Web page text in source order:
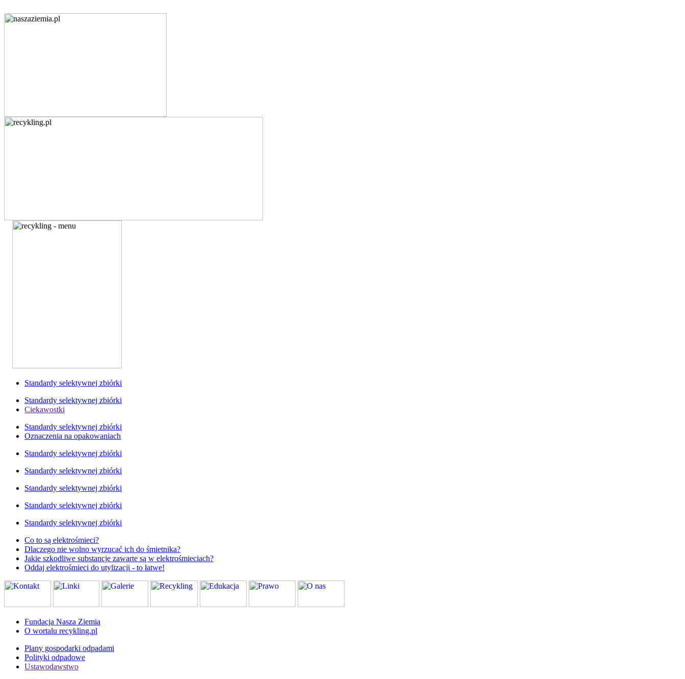
Standardy selektywnej zbiórki
Standardy selektywnej zbiórki
Ciekawostki
Standardy selektywnej zbiórki
Oznaczenia na opakowaniach
Standardy selektywnej zbiórki
Standardy selektywnej zbiórki
Standardy selektywnej zbiórki
Standardy selektywnej zbiórki
Standardy selektywnej zbiórki
Co to są elektrośmieci?
Dlaczego nie wolno wyrzucać ich do śmietnika?
Jakie szkodliwe substancje zawarte są w elektrośmieciach?
Oddaj elektrośmieci do utylizacji - to łatwe!
Fundacja Nasza Ziemia
O wortalu recykling.pl
Plany gospodarki odpadami
Polityki odpadowe
Ustawodawstwo